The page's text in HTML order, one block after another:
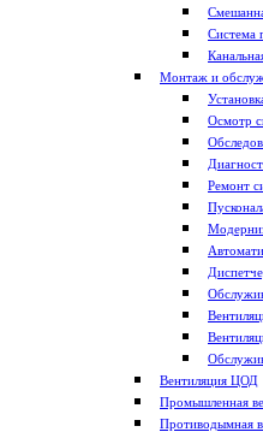
Система
Монтаж и
Осмотр
Ремонт
Вентиляция ЦОД
Промышленная
Противодымная